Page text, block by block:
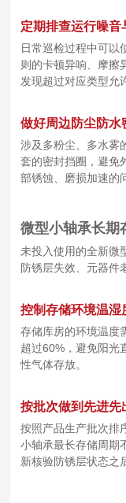
定期排查运行噪音
日常巡检过程中可以
则的卡顿异响、摩擦
发现超过对应类型允
做好周边防尘防水
涉及多粉尘、多水雾
套的密封挡圈，避免
部锈蚀、磨损加速的
微型小轴承长期
未投入使用的全新微
防锈层失效、元器件
控制存储环境温湿
存储库房的环境温度
超过60%，避免阳光
性气体存放。
按批次做到先进先
按照产品生产批次排
小轴承最长存储周期
新核验防锈层状态之